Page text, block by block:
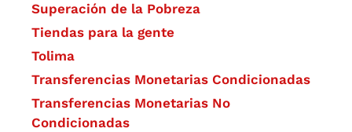
Superación de la Pobreza
Tiendas para la gente
Tolima
Transferencias Monetarias Condicionadas
Transferencias Monetarias No
Condicionadas